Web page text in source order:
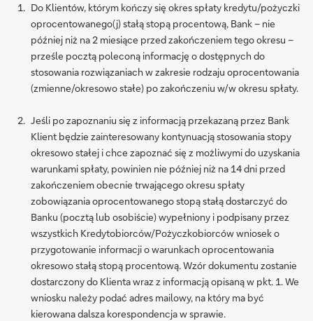
Do Klientów, którym kończy się okres spłaty kredytu/pożyczki
oprocentowanego(j) stałą stopą procentową, Bank – nie
później niż na 2 miesiące przed zakończeniem tego okresu –
prześle pocztą poleconą informację o dostępnych do
stosowania rozwiązaniach w zakresie rodzaju oprocentowania
(zmienne/okresowo stałe) po zakończeniu w/w okresu spłaty.
Jeśli po zapoznaniu się z informacją przekazaną przez Bank
Klient będzie zainteresowany kontynuacją stosowania stopy
okresowo stałej i chce zapoznać się z możliwymi do uzyskania
warunkami spłaty, powinien nie później niż na 14 dni przed
zakończeniem obecnie trwającego okresu spłaty
zobowiązania oprocentowanego stopą stałą dostarczyć do
Banku (pocztą lub osobiście) wypełniony i podpisany przez
wszystkich Kredytobiorców/Pożyczkobiorców wniosek o
przygotowanie informacji o warunkach oprocentowania
okresowo stałą stopą procentową. Wzór dokumentu zostanie
dostarczony do Klienta wraz z informacją opisaną w pkt. 1. We
wniosku należy podać adres mailowy, na który ma być
kierowana dalsza korespondencja w sprawie.